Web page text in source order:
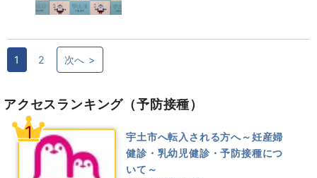
1 2 次へ >
アクセスランキング （予防接種）
1
宇土市へ転入される方へ～妊産婦
健診・乳幼児健診・予防接種につ
いて～